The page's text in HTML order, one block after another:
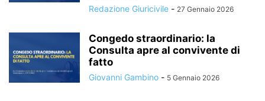
Redazione Giuricivile - 27 Gennaio 2026
Congedo straordinario: la
Consulta apre al convivente di
fatto
Giovanni Gambino - 5 Gennaio 2026